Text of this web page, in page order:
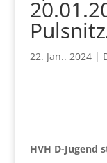
22. Jan.. 2024|
HVH D-Jugend